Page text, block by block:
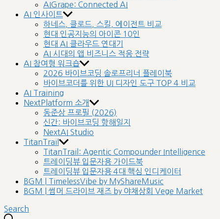
AIGrape: Connected AI
AI 인사이트
하네스, 클로드, 스킬, 에이전트 비교
현대 인공지능의 아이콘 10인
현대 AI 클라우드 연대기
AI 시대의 앱 비즈니스 적응 전략
AI 참여형 워크숍
2026 바이브코딩 솔로프리너 플레이북
바이브코더를 위한 UI 디자인 도구 TOP 4 비교
AI Training
NextPlatform 소개
동준상 프로필 (2026)
신간: 바이브코딩 항해일지
NextAI Studio
TitanTrail
TitanTrail: Agentic Compounder Intelligence
트레이딩뷰 입문자용 가이드북
트레이딩뷰 입문자용 4대 핵심 인디케이터
BGM | TimelessVibe by MyShareMusic
BGM | 썸머 드라이브 재즈 by 야채상회 Vege Market
Search